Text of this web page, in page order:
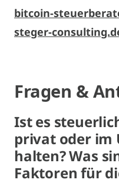
bitcoin-
steger-
Fragen &
Ist es
privat oder im
halten? Was
Faktoren für